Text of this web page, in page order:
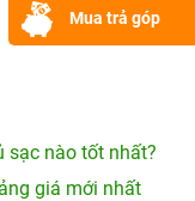
Mua trả góp
sạc nào tốt nhất?
giá mới nhất